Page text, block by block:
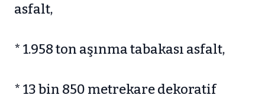
asfalt,
* 1.958 ton aşınma tabakası asfalt,
* 13 bin 850 metrekare dekoratif